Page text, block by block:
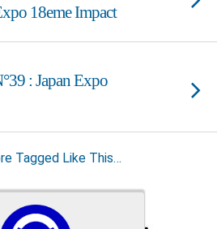
18eme Impact
: Japan Expo
Tagged Like This…